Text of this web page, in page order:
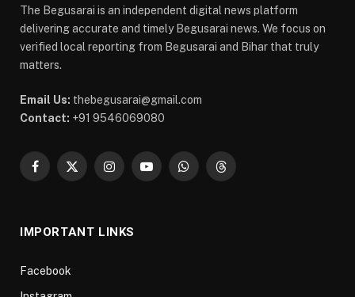
The Begusarai is an independent digital news platform
delivering accurate and timely Begusarai news. We focus on
verified local reporting from Begusarai and Bihar that truly
matters.
Email Us: thebegusarai@gmail.com
Contact: +91 9546069080
Facebook
X
InstagramYouTubeWhatsAppThreads
IMPORTANT LINKS
Facebook